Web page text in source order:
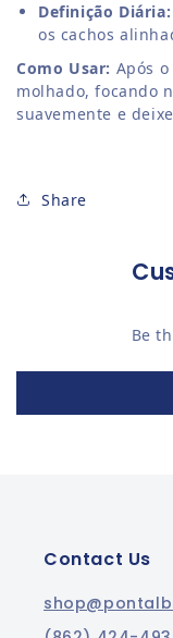
Definição Diária:
os cachos
Como Usar: Após
molhado, focando
suavemente e
Share
Be
Contact Us